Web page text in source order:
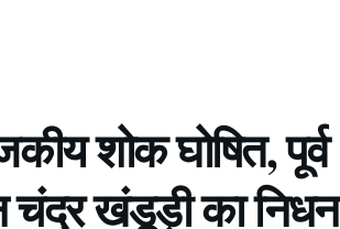
शोक घोषित, पूर्व
खंडूड़ी का निधन